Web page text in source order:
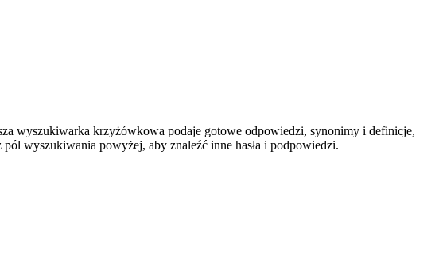
wyszukiwarka krzyżówkowa podaje gotowe odpowiedzi, synonimy i definicje,
wyszukiwania powyżej, aby znaleźć inne hasła i podpowiedzi.